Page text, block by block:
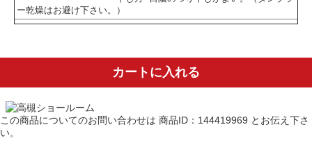
ー乾燥はお避け下さい。）
カートに入れる
この商品についてのお問い合わせは 商品ID：144419969 とお伝え下さ
い。